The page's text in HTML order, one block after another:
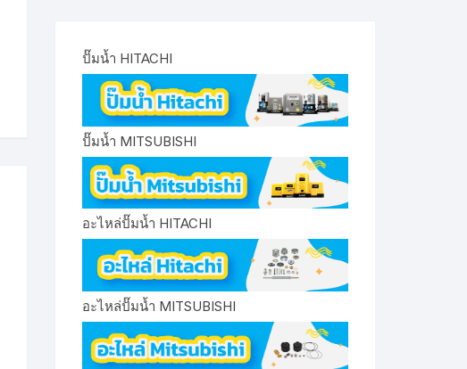
ปั๊มน้ำ HITACHI
ปั๊มน้ำ MITSUBISHI
อะไหล่ปั๊มน้ำ HITACHI
อะไหล่ปั๊มน้ำ MITSUBISHI